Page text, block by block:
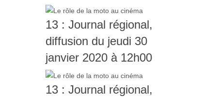
13 : Journal régional,
diffusion du jeudi 30
janvier 2020 à 12h00
13 : Journal régional,